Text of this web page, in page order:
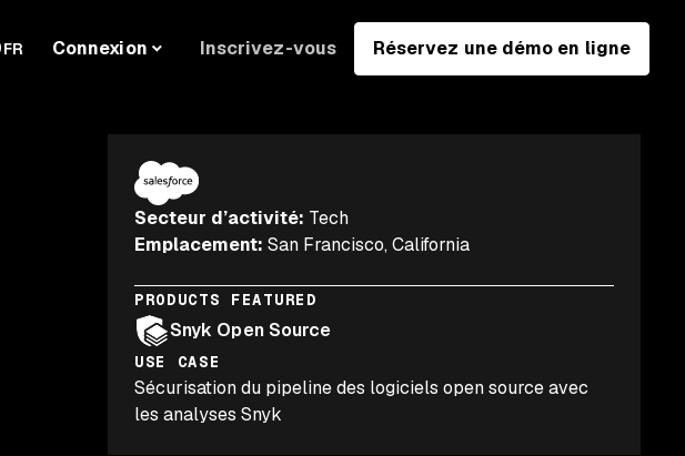
FR Connexion Inscrivez-vous Réservez une démo en ligne
Secteur d’activité: Tech
Emplacement: San Francisco, California
PRODUCTS FEATURED
Snyk Open Source
USE CASE
Sécurisation du pipeline des logiciels open source avec
les analyses Snyk